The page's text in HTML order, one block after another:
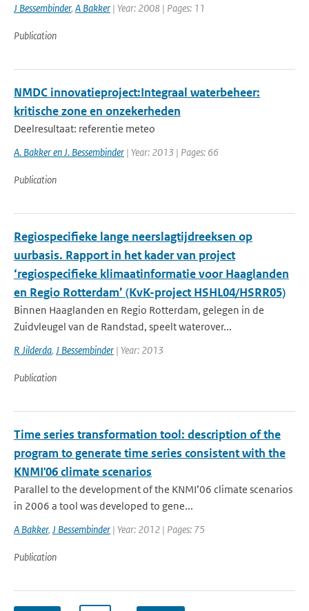
J Bessembinder, A Bakker | Year: 2008 | Pages: 11
Publication
NMDC innovatieproject:Integraal waterbeheer:
kritische zone en onzekerheden
Deelresultaat: referentie meteo
A. Bakker en J. Bessembinder | Year: 2013 | Pages: 66
Publication
Regiospecifieke lange neerslagtijdreeksen op
uurbasis. Rapport in het kader van project
‘regiospecifieke klimaatinformatie voor Haaglanden
en Regio Rotterdam’ (KvK-project HSHL04/HSRR05)
Binnen Haaglanden en Regio Rotterdam, gelegen in de
Zuidvleugel van de Randstad, speelt waterover...
R Jilderda, J Bessembinder | Year: 2013
Publication
Time series transformation tool: description of the
program to generate time series consistent with the
KNMI'06 climate scenarios
Parallel to the development of the KNMI’06 climate scenarios
in 2006 a tool was developed to gene...
A Bakker, J Bessembinder | Year: 2012 | Pages: 75
Publication